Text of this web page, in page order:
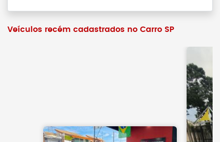
Veículos recém cadastrados no Carro SP